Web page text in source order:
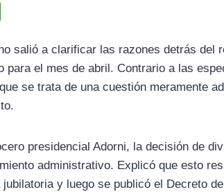
a
t
s
salió a clarificar las razones detrás del
para el mes de abril. Contrario a las
se trata de una cuestión meramente
presidencial Adorni, la decisión de
administrativo. Explicó que esto
y luego se publicó el Decreto